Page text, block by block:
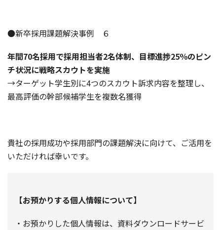
●新卒採用課題解決事例 ６
年間70名採用で採用担当者2名体制、目標進捗25％のピン
チ状況に戦略スカウトを実施
→ターゲット学生別に4つのスカウト訴求内容を整理し、
最高評価の幹部候補学生を複数名獲得
貴社の採用成功や採用部門の課題解決に向けて、ご活用を
いただければ幸いです。
【お預かりする個人情報について】
・お預かりした個人情報は、資料ダウンロードサービ